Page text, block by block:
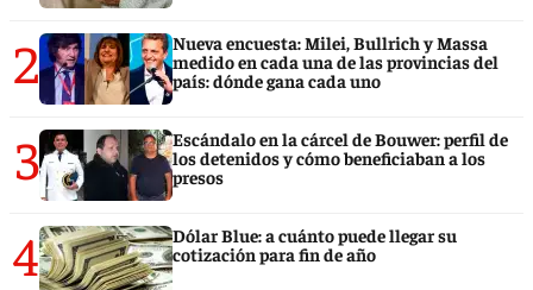
2
Nueva encuesta: Milei, Bullrich y Massa
medido en cada una de las provincias del
país: dónde gana cada uno
3
Escándalo en la cárcel de Bouwer: perfil de
los detenidos y cómo beneficiaban a los
presos
4
Dólar Blue: a cuánto puede llegar su
cotización para fin de año